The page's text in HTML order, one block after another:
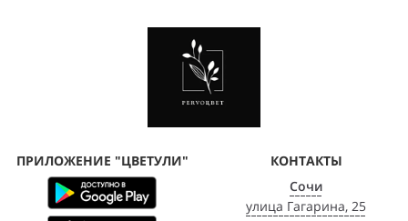
ПРИЛОЖЕНИЕ "ЦВЕТУЛИ"
КОНТАКТЫ
Сочи
улица Гагарина, 25